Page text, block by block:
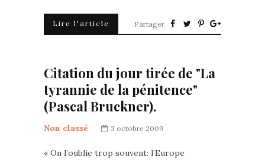
Lire l'article Partager
Citation du jour tirée de "La
tyrannie de la pénitence"
(Pascal Bruckner).
Non classé 3 octobre 2009
« On l’oublie trop souvent: l’Europe